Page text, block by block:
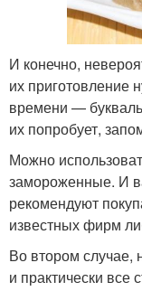
И конечно,
их приготовление
времени —
их попробует,
Можно
замороженные. И
рекомендуют
известных фирм
Во втором случае,
и практически